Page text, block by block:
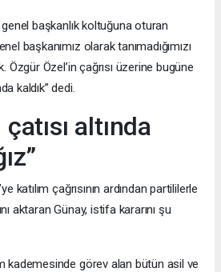
genel başkanlık koltuğuna oturan
başkanımız olarak tanımadığımızı
Özel’in çağrısı üzerine bugüne
kaldık” dedi.
altında
katılım çağrısının ardından partililerle
aktaran Günay, istifa kararını şu
kademesinde görev alan bütün asil ve